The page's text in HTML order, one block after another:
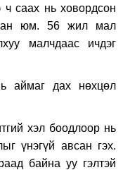
ч саах нь ховордсон
юм. 56 жил мал
малчдаас ичдэг
аймаг дах нөхцөл
хэл боодлоор нь
үнэгүй авсан гэх.
байна уу гэлтэй